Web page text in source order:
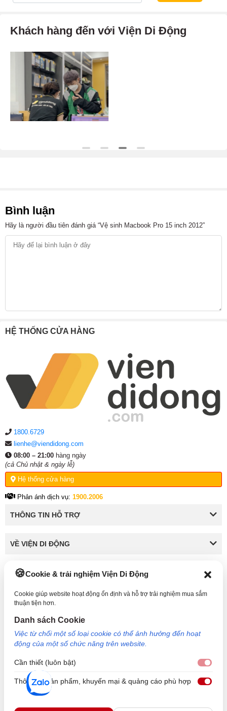
Cookie & trải nghiệm Viện Di Động
Cookie giúp website hoạt động ổn định và hỗ trợ trải nghiệm mua sắm
thuận tiện hơn.
Danh sách Cookie
Việc từ chối một số loại cookie có thể ảnh hưởng đến hoạt
động của một số chức năng trên website.
Cần thiết (luôn bật)
Thông tin sản phẩm, khuyến mại & quảng cáo phù hợp
Khách hàng đến với Viện Di Động
Bình luận
Hãy là người đầu tiên đánh giá “Vệ sinh Macbook Pro 15 inch 2012”
HỆ THỐNG CỬA HÀNG
1800.6729
lienhe@viendidong.com
08:00 – 21:00 hàng ngày
(cả Chủ nhật & ngày lễ)
Hệ thống cửa hàng
Phản ánh dịch vụ: 1900.2006
THÔNG TIN HỖ TRỢ
VỀ VIỆN DI ĐỘNG
KẾT NỐI VỚI VIỆN DI ĐỘNG
Định, TP HCM. Mã số doanh nghiệp: 0317265132 - Ngày cấp: 25/04/2022 - Nơi cấp: Sở
kế hoạch và đầu tư TP Hồ Chí Minh. Giám đốc: Nguyễn Ngọc Ngân. Hotline: 1800.6729
(miễn phí) - Email: cskh@viendidong.com - Bản quyền thuộc về Viện Di Động.